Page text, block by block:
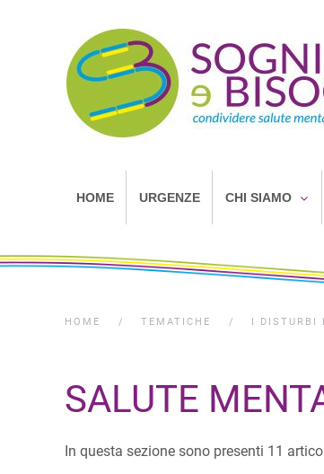
HOME URGENZE CHI SIAMO
HOME TEMATICHE I DISTURBI
SALUTE
In questa sezione sono presenti 11